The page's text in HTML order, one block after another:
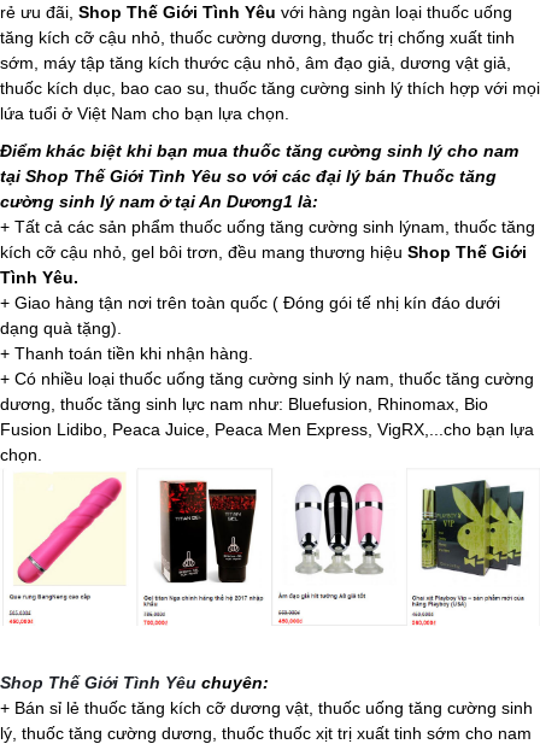
rẻ ưu đãi, Shop Thế Giới Tình Yêu với hàng ngàn loại thuốc uống
tăng kích cỡ cậu nhỏ, thuốc cường dương, thuốc trị chống xuất tinh
sớm, máy tập tăng kích thước cậu nhỏ, âm đạo giả, dương vật giả,
thuốc kích dục, bao cao su, thuốc tăng cường sinh lý thích hợp với mọi
lứa tuổi ở Việt Nam cho bạn lựa chọn.
Điểm khác biệt khi bạn mua thuốc tăng cường sinh lý cho nam
tại Shop Thế Giới Tình Yêu so với các đại lý bán Thuốc tăng
cường sinh lý nam ở tại An Dương1 là:
+ Tất cả các sản phẩm thuốc uống tăng cường sinh lýnam, thuốc tăng
kích cỡ cậu nhỏ, gel bôi trơn, đều mang thương hiệu Shop Thế Giới
Tình Yêu.
+ Giao hàng tận nơi trên toàn quốc ( Đóng gói tế nhị kín đáo dưới
dạng quà tặng).
+ Thanh toán tiền khi nhận hàng.
+ Có nhiều loại thuốc uống tăng cường sinh lý nam, thuốc tăng cường
dương, thuốc tăng sinh lực nam như: Bluefusion, Rhinomax, Bio
Fusion Lidibo, Peaca Juice, Peaca Men Express, VigRX,...cho bạn lựa
chọn.
Shop Thế Giới Tình Yêu chuyên:
+ Bán sỉ lẻ thuốc tăng kích cỡ dương vật, thuốc uống tăng cường sinh
lý, thuốc tăng cường dương, thuốc thuốc xịt trị xuất tinh sớm cho nam